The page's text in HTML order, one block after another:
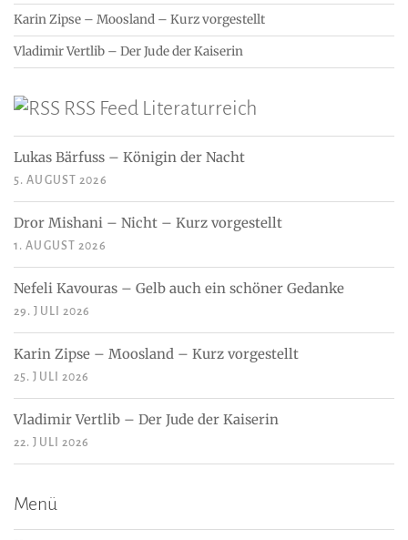
Karin Zipse – Moosland – Kurz vorgestellt
Vladimir Vertlib – Der Jude der Kaiserin
RSS Feed Literaturreich
Lukas Bärfuss – Königin der Nacht
5. AUGUST 2026
Dror Mishani – Nicht – Kurz vorgestellt
1. AUGUST 2026
Nefeli Kavouras – Gelb auch ein schöner Gedanke
29. JULI 2026
Karin Zipse – Moosland – Kurz vorgestellt
25. JULI 2026
Vladimir Vertlib – Der Jude der Kaiserin
22. JULI 2026
Menü